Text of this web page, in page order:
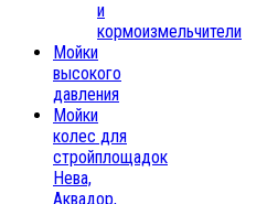
и
кормоизмельчители
Мойки
высокого
давления
Мойки
колес для
стройплощадок
Нева,
Аквадор,